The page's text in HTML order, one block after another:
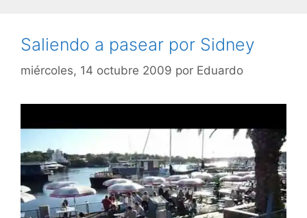
Saliendo a pasear por Sidney
miércoles, 14 octubre 2009 por Eduardo